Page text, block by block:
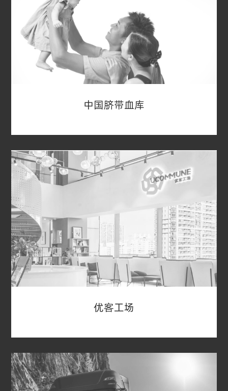
(300058)发布公告：其全资子公司蓝标国际拟将下
属四家控股海外子公司V7、 WAS、Fuse和Metta
的全部股权以及蓝色光标所持有控股公司
Madhouse 81.91%的股权与SPAC公司Legacy，
达成SPAC并购交易。
中国脐带血库
中国脐带血库
优势资本早在2004年就在华尔街发起设立了第一
家以中国企业为合并对象的SPAC，与华尔街投行
Earlybird Capital（美国发明SPAC的鼻祖）合
作，从40多家对冲基金获得以中国市场目标公司
为对象的SPAC，初期募资近1亿美元， 最后与中
国脐带血库集团合并（交易代号：NYSE:CO，现在
市值5.8亿美元），实现中国最早一家SPAC的落地
优客工场
优客工场